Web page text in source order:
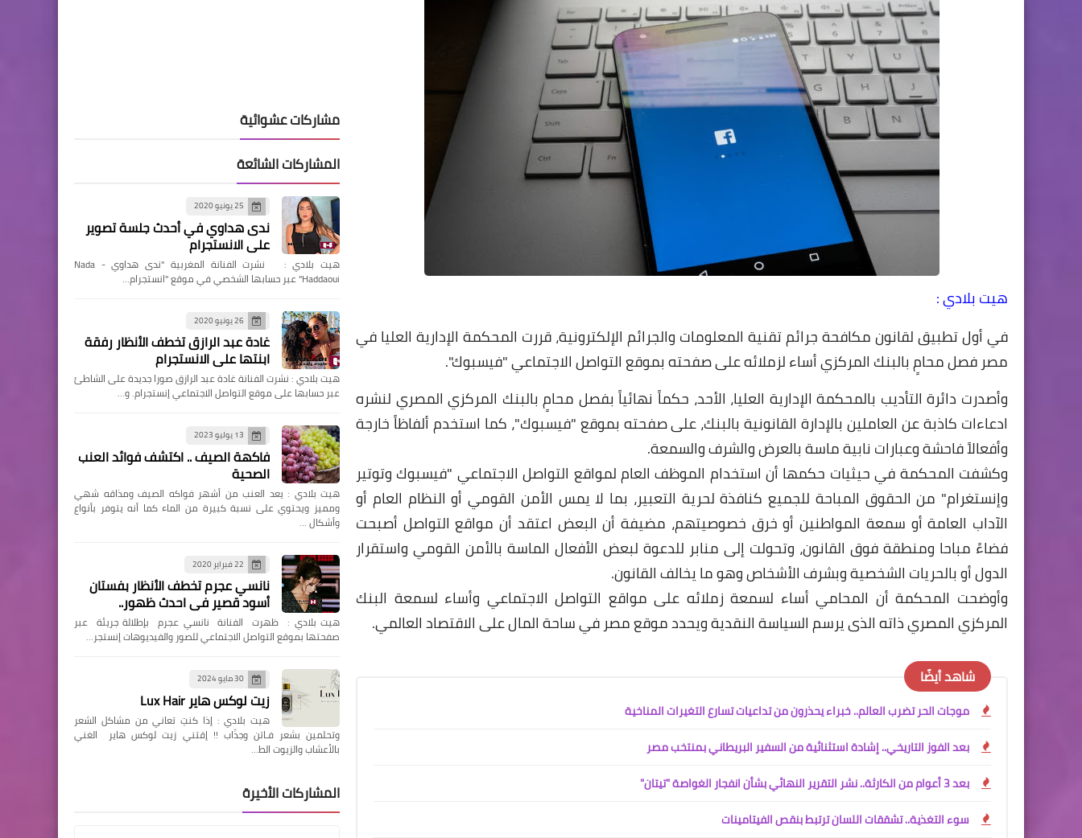
هيت بلادي :
في أول تطبيق لقانون مكافحة جرائم تقنية المعلومات والجرائم الإلكترونية، قررت المحكمة الإدارية العليا في
مصر فصل محامٍ بالبنك المركزي أساء لزملائه على صفحته بموقع التواصل الاجتماعي "فيسبوك".
وأصدرت دائرة التأديب بالمحكمة الإدارية العليا، الأحد، حكماً نهائياً بفصل محامٍ بالبنك المركزي المصري لنشره
ادعاءات كاذبة عن العاملين بالإدارة القانونية بالبنك، على صفحته بموقع "فيسبوك"، كما استخدم ألفاظاً خارجة
وأفعالاً فاحشة وعبارات نابية ماسة بالعرض والشرف والسمعة.
وكشفت المحكمة في حيثيات حكمها أن استخدام الموظف العام لمواقع التواصل الاجتماعي "فيسبوك وتوتير
وإنستغرام" من الحقوق المباحة للجميع كنافذة لحرية التعبير، بما لا يمس الأمن القومي أو النظام العام أو
الآداب العامة أو سمعة المواطنين أو خرق خصوصيتهم، مضيفة أن البعض اعتقد أن مواقع التواصل أصبحت
فضاءً مباحا ومنطقة فوق القانون، وتحولت إلى منابر للدعوة لبعض الأفعال الماسة بالأمن القومي واستقرار
الدول أو بالحريات الشخصية وبشرف الأشخاص وهو ما يخالف القانون.
وأوضحت المحكمة أن المحامي أساء لسمعة زملائه على مواقع التواصل الاجتماعي وأساء لسمعة البنك
المركزي المصري ذاته الذى يرسم السياسة النقدية ويحدد موقع مصر في ساحة المال على الاقتصاد العالمي.
شاهد أيضًا
موجات الحر تضرب العالم.. خبراء يحذرون من تداعيات تسارع التغيرات المناخية
بعد الفوز التاريخي.. إشادة استثنائية من السفير البريطاني بمنتخب مصر
بعد 3 أعوام من الكارثة.. نشر التقرير النهائي بشأن انفجار الغواصة "تيتان"
سوء التغذية.. تشققات اللسان ترتبط بنقص الفيتامينات
مشاركات عشوائية
المشاركات الشائعة
25 يونيو 2020
ندى هداوي في أحدث جلسة تصوير
على الانستجرام
هيت بلادي : نشرت الفنانة المغربية "ندى هداوي - Nada
Haddaoui" عبر حسابها الشخصي في موقع "انستجرام…
26 يونيو 2020
غادة عبد الرازق تخطف الأنظار رفقة
ابنتها على الانستجرام
هيت بلادي : نشرت الفنانة غادة عبد الرازق صورا جديدة على الشاطئ
عبر حسابها على موقع التواصل الاجتماعي إنستجرام. و…
13 يوليو 2023
فاكهة الصيف .. اكتشف فوائد العنب
الصحية
هيت بلادي : يعد العنب من أشهر فواكه الصيف ومذاقه شهي
ومميز ويحتوي على نسبة كبيرة من الماء كما أنه يتوفر بأنواع
وأشكال …
22 فبراير 2020
نانسي عجرم تخطف الأنظار بفستان
أسود قصير في احدث ظهور..
هيت بلادي : ظهرت الفنانة نانسي عجرم بإطلالة جريئة عبر
صفحتها بموقع التواصل الاجتماعي للصور والفيديوهات إنستجر…
30 مايو 2024
زيت لوكس هاير Lux Hair
هيت بلادي : إذا كنتِ تعاني من مشاكل الشعر
وتحلمين بشعر فـاتن وجذّاب !! إقتني زيت لوكس هاير الغني
بالأعشاب والزيوت الط…
المشاركات الأخيرة